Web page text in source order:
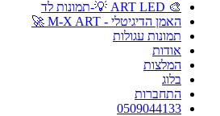
🎨 ART LED 💡-תמונות לד
האמן הדיגיטלי - M-X ART 🚀
תמונות עגולות
אודות
המלצות
בלוג
התחברות
0509044133